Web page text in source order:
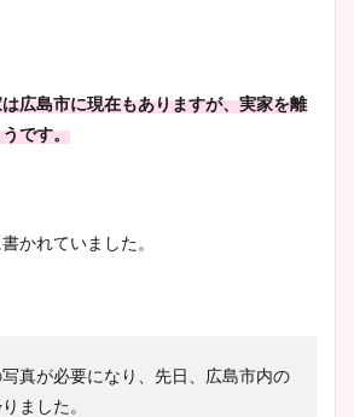
像比較！
調査！
広島市に現在もありますが、実家を離
です。
かれていました。
真が必要になり、先日、広島市内の
ました。